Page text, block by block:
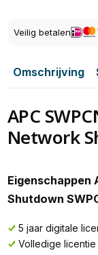
Veilig betalen
Omschrijving
APC
Network
Eigenschappen
Shutdown
5 jaar digitale
Volledige